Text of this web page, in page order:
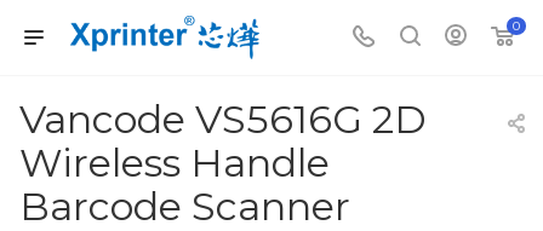
0
Vancode VS5616G 2D
Wireless Handle
Barcode Scanner